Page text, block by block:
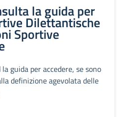
la guida per
Dilettantische
Sportive
guida per accedere, se sono
definizione agevolata delle